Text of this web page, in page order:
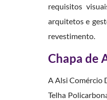
requisitos
arquitetos e
revestimento.
Chapa de
A Alsi Comércio
Telha